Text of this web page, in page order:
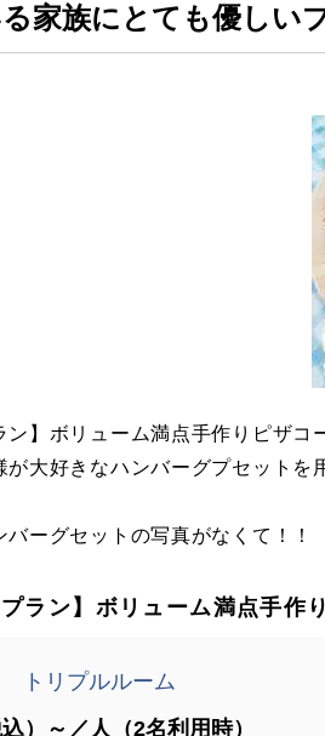
家族にとても優しい
ン】ボリューム満点手作りピザコ
大好きなハンバーグプセットを
ーグセットの写真がなくて！！
プラン】ボリューム満点手
トリプルルーム
）～／人（2名利用時）